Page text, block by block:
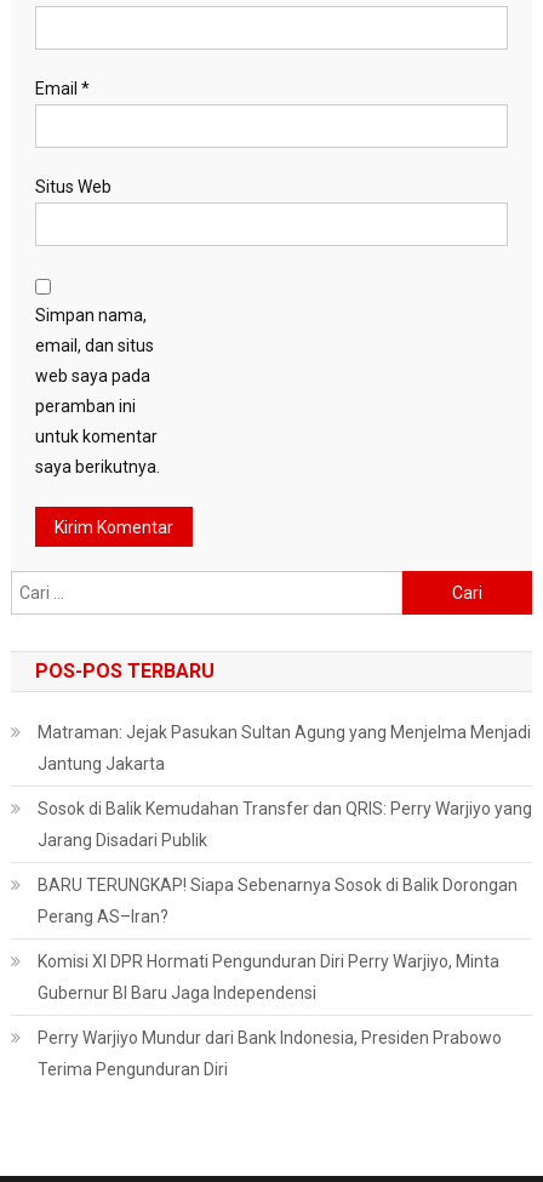
Email *
Situs Web
Simpan nama,
email, dan situs
web saya pada
peramban ini
untuk komentar
saya berikutnya.
untuk:
POS-POS TERBARU
Matraman: Jejak Pasukan Sultan Agung yang Menjelma Menjadi
Jantung Jakarta
Sosok di Balik Kemudahan Transfer dan QRIS: Perry Warjiyo yang
Jarang Disadari Publik
BARU TERUNGKAP! Siapa Sebenarnya Sosok di Balik Dorongan
Perang AS–Iran?
Komisi XI DPR Hormati Pengunduran Diri Perry Warjiyo, Minta
Gubernur BI Baru Jaga Independensi
Perry Warjiyo Mundur dari Bank Indonesia, Presiden Prabowo
Terima Pengunduran Diri